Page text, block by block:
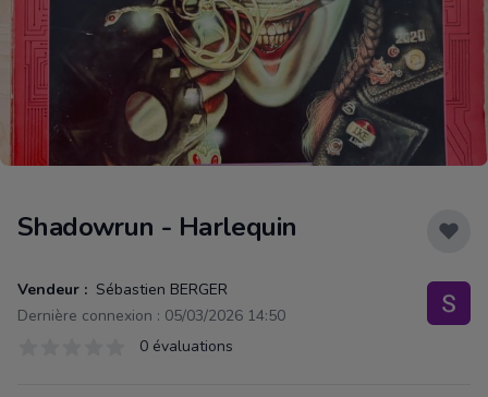
Shadowrun - Harlequin
Vendeur : Sébastien BERGER
Dernière connexion : 05/03/2026 14:50
0 évaluations